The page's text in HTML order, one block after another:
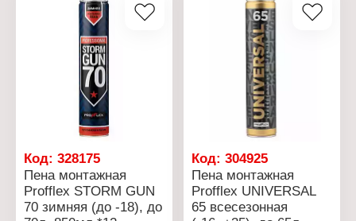
применяется для
уплотнения монтажа
окон и дверей,
заполнения пустот,
щелей, герметизации
стыков обеспечения
тепло- и звукоизоляции
уплотнения монтажа
строительных
конструкций. Простоту
применения пены
обеспечивает
направляющая трубка (в
комплекте с баллоном).
Характеристики:
Код: 328175
Пена монтажная
Profflex STORM GUN
70 зимняя (до -18), до
Код:304925
Пена монтажная
Profflex UNIVERSAL
65 всесезонная